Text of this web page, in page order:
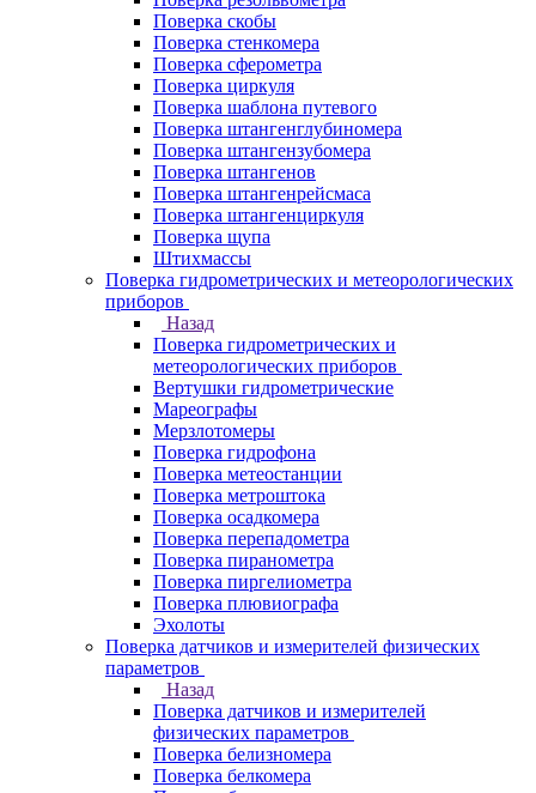
Поверка скобы
Поверка стенкомера
Поверка сферометра
Поверка циркуля
Поверка шаблона путевого
Поверка штангенглубиномера
Поверка штангензубомера
Поверка штангенов
Поверка штангенрейсмаса
Поверка штангенциркуля
Поверка щупа
Штихмассы
Поверка гидрометрических и метеорологических
приборов
Назад
Поверка гидрометрических и
метеорологических приборов
Вертушки гидрометрические
Мареографы
Мерзлотомеры
Поверка гидрофона
Поверка метеостанции
Поверка метроштока
Поверка осадкомера
Поверка перепадометра
Поверка пиранометра
Поверка пиргелиометра
Поверка плювиографа
Эхолоты
Поверка датчиков и измерителей физических
параметров
Назад
Поверка датчиков и измерителей
физических параметров
Поверка белизномера
Поверка белкомера